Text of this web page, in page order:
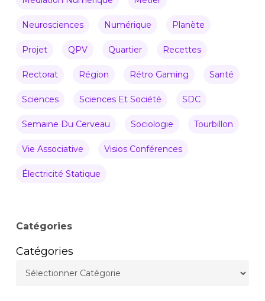
Neurosciences Numérique Planète
Projet QPV Quartier Recettes
Rectorat Région Rétro Gaming Santé
Sciences Sciences Et Société SDC
Semaine Du Cerveau Sociologie Tourbillon
Vie Associative Visios Conférences
Électricité Statique
Catégories
Catégories